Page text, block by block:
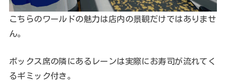
こちらのワールドの魅力は店内の景観だけではありませ
ん。
ボックス席の隣にあるレーンは実際にお寿司が流れてく
るギミック付き。